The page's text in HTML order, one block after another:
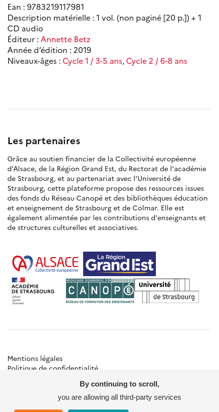
Ean : 9783219117981
Description matérielle : 1 vol. (non paginé [20 p.]) + 1
CD audio
Éditeur : Annette Betz
Année d’édition : 2019
Niveaux-âges : Cycle 1 / 3-5 ans,Cycle 2 / 6-8 ans
Les partenaires
Grâce au soutien financier de la Collectivité européenne
d'Alsace, de la Région Grand Est, du Rectorat de l'académie
de Strasbourg, et au partenariat avec l'Université de
Strasbourg, cette plateforme propose des ressources issues
des fonds du Réseau Canopé et des bibliothèques éducation
et enseignement de Strasbourg et de Colmar. Elle est
également alimentée par les contributions d'enseignants et
de structures culturelles et associatives.
Mentions légales
Politique de confidentialité
By continuing to scroll,
you are allowing all third-party services